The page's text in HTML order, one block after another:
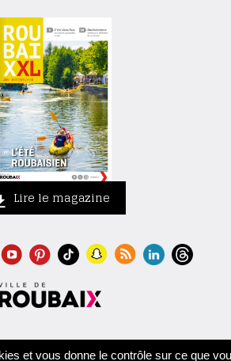
Lire le magazine
légales Accessibilité
et vous donne le contrôle sur ce que